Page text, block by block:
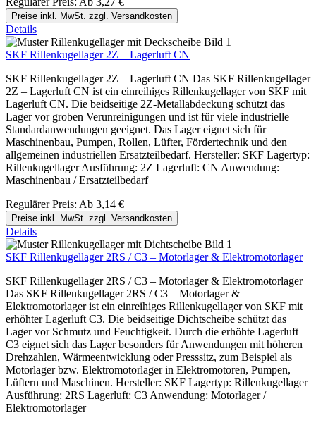
Preise inkl. MwSt. zzgl. Versandkosten
Details
SKF Rillenkugellager 2Z – Lagerluft CN
SKF Rillenkugellager 2Z – Lagerluft CN Das SKF Rillenkugellager
2Z – Lagerluft CN ist ein einreihiges Rillenkugellager von SKF mit
Lagerluft CN. Die beidseitige 2Z-Metallabdeckung schützt das
Lager vor groben Verunreinigungen und ist für viele industrielle
Standardanwendungen geeignet. Das Lager eignet sich für
Maschinenbau, Pumpen, Rollen, Lüfter, Fördertechnik und den
allgemeinen industriellen Ersatzteilbedarf. Hersteller: SKF Lagertyp:
Rillenkugellager Ausführung: 2Z Lagerluft: CN Anwendung:
Maschinenbau / Ersatzteilbedarf
Regulärer Preis: Ab 3,14 €
Preise inkl. MwSt. zzgl. Versandkosten
Details
SKF Rillenkugellager 2RS / C3 – Motorlager & Elektromotorlager
SKF Rillenkugellager 2RS / C3 – Motorlager & Elektromotorlager
Das SKF Rillenkugellager 2RS / C3 – Motorlager &
Elektromotorlager ist ein einreihiges Rillenkugellager von SKF mit
erhöhter Lagerluft C3. Die beidseitige Dichtscheibe schützt das
Lager vor Schmutz und Feuchtigkeit. Durch die erhöhte Lagerluft
C3 eignet sich das Lager besonders für Anwendungen mit höheren
Drehzahlen, Wärmeentwicklung oder Presssitz, zum Beispiel als
Motorlager bzw. Elektromotorlager in Elektromotoren, Pumpen,
Lüftern und Maschinen. Hersteller: SKF Lagertyp: Rillenkugellager
Ausführung: 2RS Lagerluft: C3 Anwendung: Motorlager /
Elektromotorlager